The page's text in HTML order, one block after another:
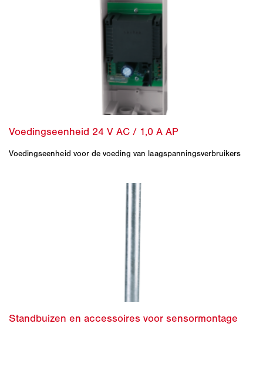
Voedingseenheid voor de voeding van laagspanningsverbruikers